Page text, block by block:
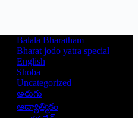
Balala Bharatham
Bharat jodo yatra special
English
Shoba
Uncategorized
అరుగు
ఆద్యాత్మికం